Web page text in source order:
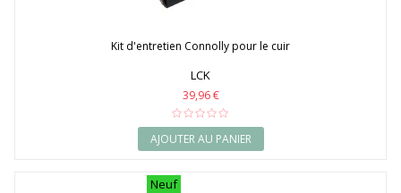
Kit d'entretien Connolly pour le cuir
LCK
39,96 €
AJOUTER AU PANIER
Neuf